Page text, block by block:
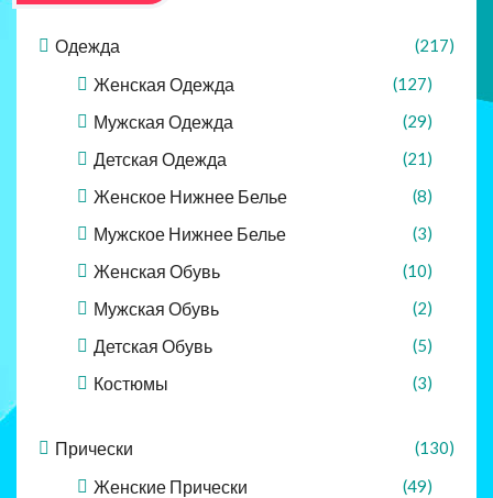
Одежда (217)
Женская Одежда (127)
Мужская Одежда (29)
Детская Одежда (21)
Женское Нижнее Белье (8)
Мужское Нижнее Белье (3)
Женская Обувь (10)
Мужская Обувь (2)
Детская Обувь (5)
Костюмы (3)
Прически (130)
Женские Прически (49)